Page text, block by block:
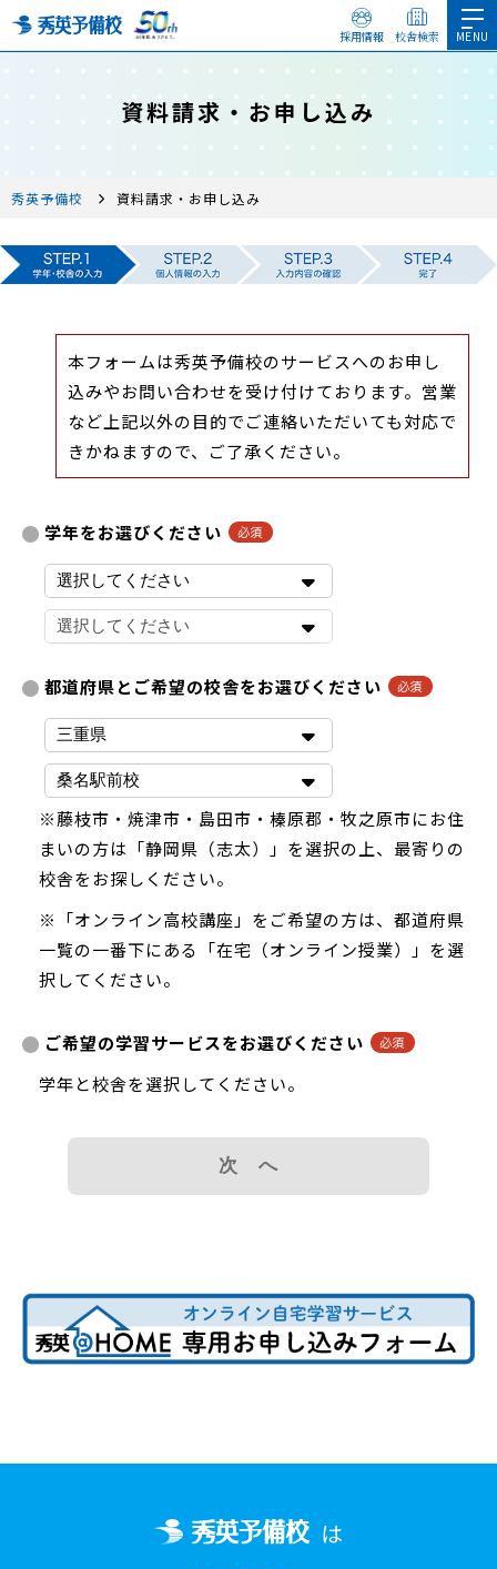
採用情報 校舎検索
資料請求・お申し込み
秀英予備校 資料請求・お申し込み
本フォームは秀英予備校のサービスへのお申し
込みやお問い合わせを受け付けております。営業
など上記以外の目的でご連絡いただいても対応で
きかねますので、ご了承ください。
学年をお選びください
都道府県とご希望の校舎をお選びください
※藤枝市・焼津市・島田市・榛原郡・牧之原市にお住
まいの方は「静岡県（志太）」を選択の上、最寄りの
校舎をお探しください。
※「オンライン高校講座」をご希望の方は、都道府県
一覧の一番下にある「在宅（オンライン授業）」を選
択してください。
ご希望の学習サービスをお選びください
学年と校舎を選択してください。
は